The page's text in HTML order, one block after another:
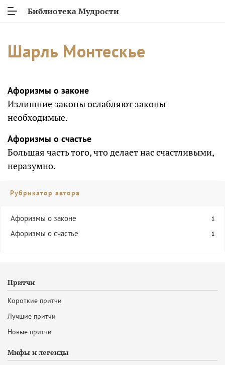
Библиотека Мудрости
Шарль Монтескье
Афоризмы о законе
Излишние законы ослабляют законы
необходимые.
Афоризмы о счастье
Большая часть того, что делает нас счастливыми,
неразумно.
Рубрикатор автора
Афоризмы о законе 1
Афоризмы о счастье 1
Притчи
Короткие притчи
Лучшие притчи
Новые притчи
Мифы и легенды